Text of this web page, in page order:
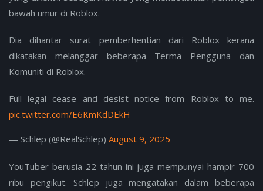
bawah umur di Roblox.
Dia dihantar surat pemberhentian dari Roblox kerana
dikatakan melanggar beberapa Terma Pengguna dan
Komuniti di Roblox.
Full legal cease and desist notice from Roblox to me.
pic.twitter.com/E6KmKdDEkH
— Schlep (@RealSchlep) August 9, 2025
YouTuber berusia 22 tahun ini juga mempunyai hampir 700
ribu pengikut. Schlep juga mengatakan dalam beberapa